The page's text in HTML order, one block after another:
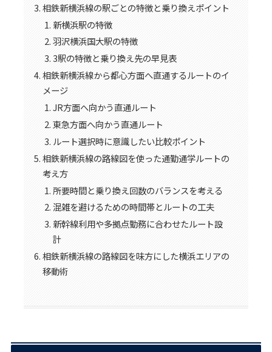
相鉄新横浜線の駅ごとの特徴と乗り換えポイント
新横浜駅の特徴
羽沢横浜国大駅の特徴
3駅の特徴と乗り換え先の早見表
相鉄新横浜線から都心方面へ直通するルートのイ
メージ
JR方面へ向かう直通ルート
東急方面へ向かう直通ルート
ルート選択時に意識したい比較ポイント
相鉄新横浜線の路線図を使った通勤通学ルートの
考え方
所要時間と乗り換え回数のバランスを考える
混雑を避けるための時間帯とルートの工夫
新幹線利用や多拠点勤務に合わせたルート設
計
相鉄新横浜線の路線図を味方にした横浜エリアの
移動術